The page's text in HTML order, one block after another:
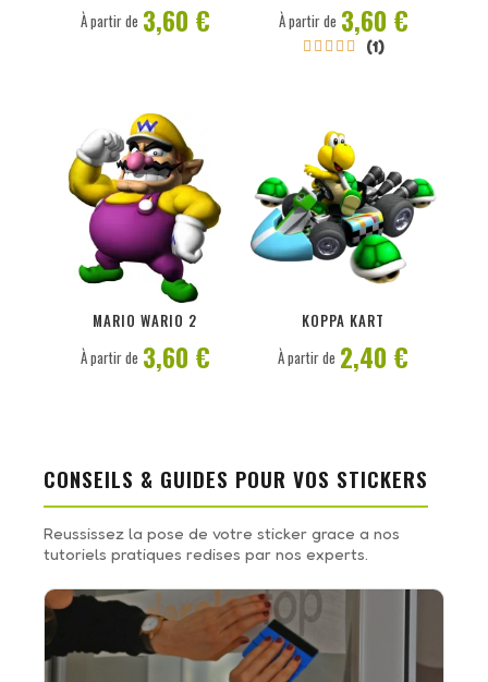
À partir de 3,60 €
     (1)
À partir de 3,60 €
MARIO WARIO 2
PERSONNALISER
À partir de 3,60 €
KOPPA KART
À partir de 2,40 €
CONSEILS & GUIDES POUR VOS STICKERS
Reussissez la pose de votre sticker grace a nos
tutoriels pratiques redises par nos experts.